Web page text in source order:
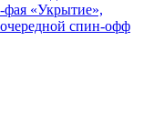
фая «Укрытие»,
спин-офф